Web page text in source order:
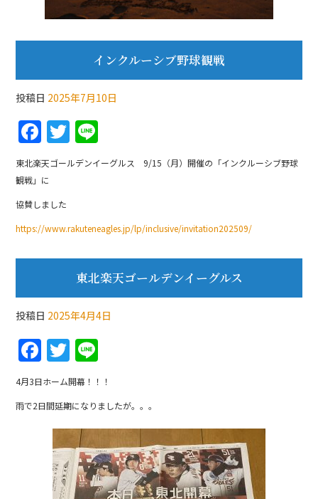
インクルーシブ野球観戦
投稿日 2025年7月10日
F
a
c
e
b
o
k
T
w
itt
n
e
東北楽天ゴールデンイーグルス 9/15（月）開催の「インクルーシブ野球
観戦」に
協賛しました
https://www.rakuteneagles.jp/lp/inclusive/invitation202509/
東北楽天ゴールデンイーグルス
投稿日 2025年4月4日
F
a
c
e
b
o
o
T
w
itt
er
n
e
4月3日ホーム開幕！！！
雨で2日間延期になりましたが。。。